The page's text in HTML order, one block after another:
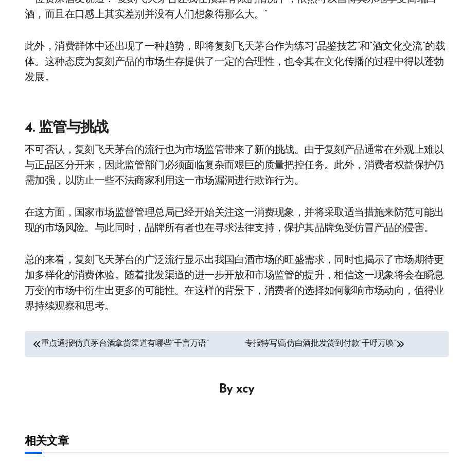
酒，而且在口感上其实差别并没有人们想象得那么大。”
此外，消费群体中还出现了一种趋势，即将复刻飞天茅台作为练习“品鉴技艺”和“酒文化交流”的载
体。这种态度为复刻产品的市场生存提供了一定的合理性，也令其在文化传播的过程中得以蓬勃
发展。
4. 监管与挑战
不可否认，复刻飞天茅台的流行也为市场监管带来了新的挑战。由于复刻产品通常在外观上难以
与正品区分开来，因此监管部门必须面临复杂而艰巨的质量把控任务。此外，消费者权益保护仍
需加强，以防止一些不法商家利用这一市场漏洞进行欺诈行为。
在这方面，国家市场监督管理总局已经开始关注这一消费现象，并将采取适当措施来防范可能出
现的市场风险。与此同时，品牌所有者也在寻求法律支持，保护其品牌免受仿冒产品的侵害。
总的来看，复刻飞天茅台的广泛流行显示出我国白酒市场的旺盛需求，同时也揭示了市场期待更
加多样化的消费体验。随着批发渠道的进一步开放和市场监管的提升，相信这一现象将会在瞬息
万变的市场中衍生出更多的可能性。在这样的背景下，消费者的选择如何影响市场动向，值得业
界持续观察和思考。
文重点通报!仿真茅台酒拿货渠道有哪些“千言万语” 专报特写!高仿白酒批发货到付款“千呼万唤”
By xcy
相关文章